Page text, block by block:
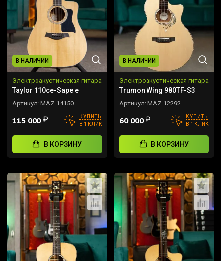
В НАЛИЧИИ
Электроакустическая гитара
Taylor 110ce-Sapele
Артикул: MAZ-14150
115 000₽
КУПИТЬ
В 1 КЛИК
В КОРЗИНУ
В НАЛИЧИИ
Электроакустическая гитара
Trumon Wing 980TF-S3
Артикул: MAZ-12292
60 000₽
КУПИТЬ
В 1 КЛИК
В КОРЗИНУ